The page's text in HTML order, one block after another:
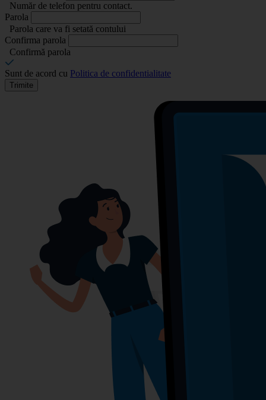
Număr de telefon pentru contact.
Parola
Parola care va fi setată contului
Confirma parola
Confirmă parola
Sunt de acord cu Politica de confidentialitate
Trimite